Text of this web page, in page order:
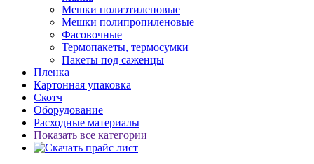
Мешки полиэтиленовые
Мешки полипропиленовые
Фасовочные
Термопакеты, термосумки
Пакеты под саженцы
Пленка
Картонная упаковка
Скотч
Оборудование
Расходные материалы
Показать все категории